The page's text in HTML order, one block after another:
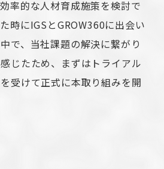
率的な人材育成施策を検討で
時にIGSとGROW360に出会い
で、当社課題の解決に繋がり
じたため、まずはトライアル
受けて正式に本取り組みを開